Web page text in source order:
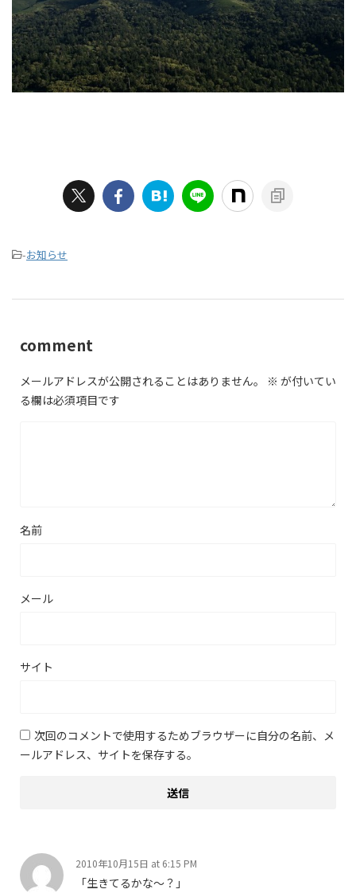
-お知らせ
comment
メールアドレスが公開されることはありません。 ※ が付いてい
る欄は必須項目です
名前
メール
サイト
次回のコメントで使用するためブラウザーに自分の名前、メ
ールアドレス、サイトを保存する。
2010年10月15日 at 6:15 PM
「生きてるかな～？」